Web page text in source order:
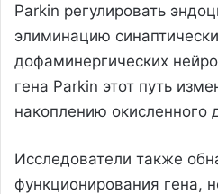
Parkin регулировать
элиминацию
дофаминергических
гена Parkin этот путь
накоплению окисленного
Исследователи также
функционирования гена,